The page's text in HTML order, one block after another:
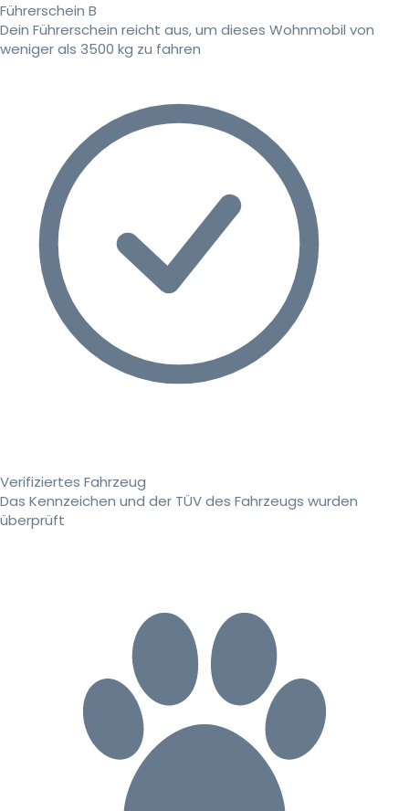
Führerschein B
Dein Führerschein reicht aus, um dieses Wohnmobil von
weniger als 3500 kg zu fahren
Verifiziertes Fahrzeug
Das Kennzeichen und der TÜV des Fahrzeugs wurden
überprüft